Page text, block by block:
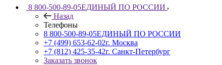
8 800-500-89-05ЕДИНЫЙ ПО РОССИИ
Назад
Телефоны
8 800-500-89-05ЕДИНЫЙ ПО РОССИИ
+7 (499) 653-62-02г. Москва
+7 (812) 425-35-42г. Санкт-Петербург
Заказать звонок